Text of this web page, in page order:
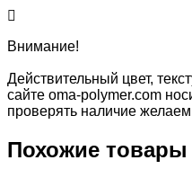
Внимание!
Действительный цвет,
сайте oma-polymer.com
проверять наличие
Похожие товары